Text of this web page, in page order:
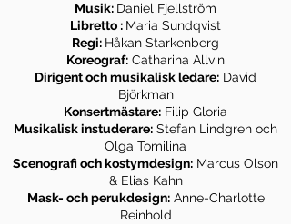
Musik: Daniel Fjellström
Libretto : Maria Sundqvist
Regi: Håkan Starkenberg
Koreograf: Catharina Allvin
Dirigent och musikalisk ledare: David
Björkman
Konsertmästare: Filip Gloria
Musikalisk instuderare: Stefan Lindgren och
Olga Tomilina
Scenografi och kostymdesign: Marcus Olson
& Elias Kahn
Mask- och perukdesign: Anne-Charlotte
Reinhold